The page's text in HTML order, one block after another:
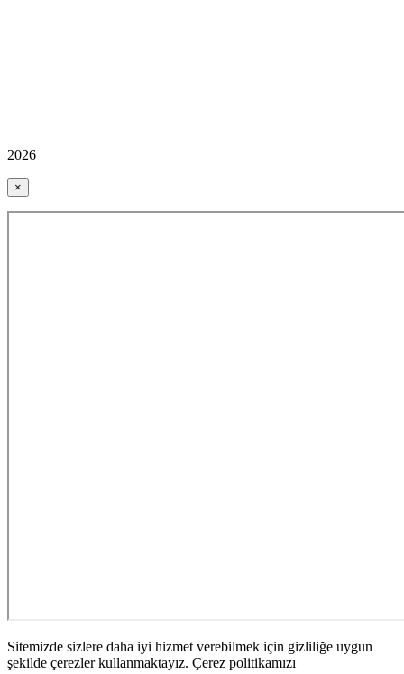
2026
×
Sitemizde sizlere daha iyi hizmet verebilmek için gizliliğe uygun
şekilde çerezler kullanmaktayız. Çerez politikamızı